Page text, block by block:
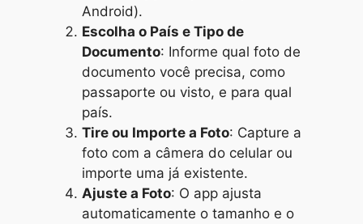
Android).
Escolha o País e Tipo de
Documento: Informe qual foto de
documento você precisa, como
passaporte ou visto, e para qual
país.
Tire ou Importe a Foto: Capture a
foto com a câmera do celular ou
importe uma já existente.
Ajuste a Foto: O app ajusta
automaticamente o tamanho e o